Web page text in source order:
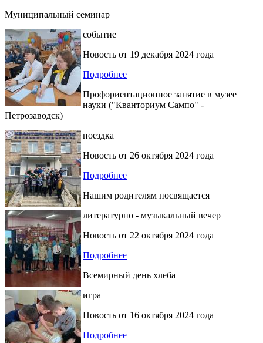
Муниципальный семинар
событие
Новость от 19 декабря 2024 года
Подробнее
Профориентационное занятие в музее
науки ("Кванториум Сампо" -
Петрозаводск)
поездка
Новость от 26 октября 2024 года
Подробнее
Нашим родителям посвящается
литературно - музыкальный вечер
Новость от 22 октября 2024 года
Подробнее
Всемирный день хлеба
игра
Новость от 16 октября 2024 года
Подробнее